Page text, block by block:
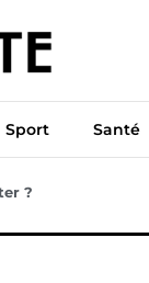
Tech & IA
Sport Santé
?